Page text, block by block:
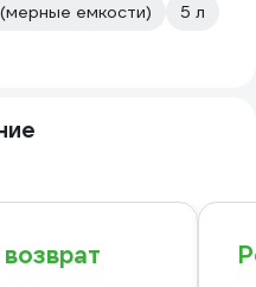
емкости)
5 л